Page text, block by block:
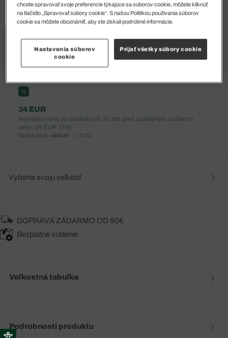
%
34 EUR
Najnižšia cena za posledných 30 dní pred posledným znížením
ceny: 34 EUR (0%)
Bežná cena: 49 EUR (-31%)
Vyberte svoju veľkosť
DOPRAVA ZADARMO OD 90€
Bezplatné vrátenie
Veľkostná tabuľka
Podrobnosti produktu
chcete spravovať svoje preferencie týkajúce sa súborov cookie, môžete kliknúť
na tlačidlo „Spravovať súbory cookie“. S našou Politikou používania súborov
cookie sa môžete oboznámiť, aby ste získali podrobné informácie.
Nastavenia súborov
cookie
Prijať všetky súbory cookie